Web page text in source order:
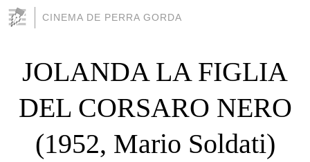
CINEMA DE PERRA GORDA
JOLANDA LA FIGLIA
DEL CORSARO NERO
(1952, Mario Soldati)